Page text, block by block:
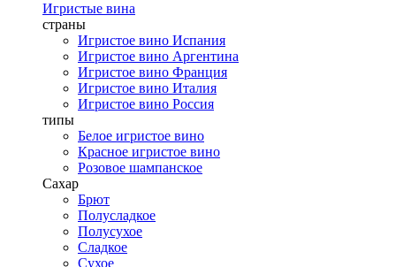
Игристые вина
страны
Игристое вино Испания
Игристое вино Аргентина
Игристое вино Франция
Игристое вино Италия
Игристое вино Россия
типы
Белое игристое вино
Красное игристое вино
Розовое шампанское
Сахар
Брют
Полусладкое
Полусухое
Сладкое
Сухое